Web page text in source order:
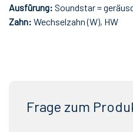
Ausfürung: Soundstar =
Zahn: Wechselzahn (W), HW
Frage zum